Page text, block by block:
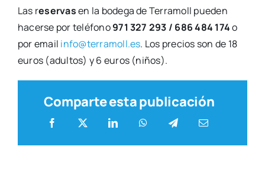
Actua­li­dad